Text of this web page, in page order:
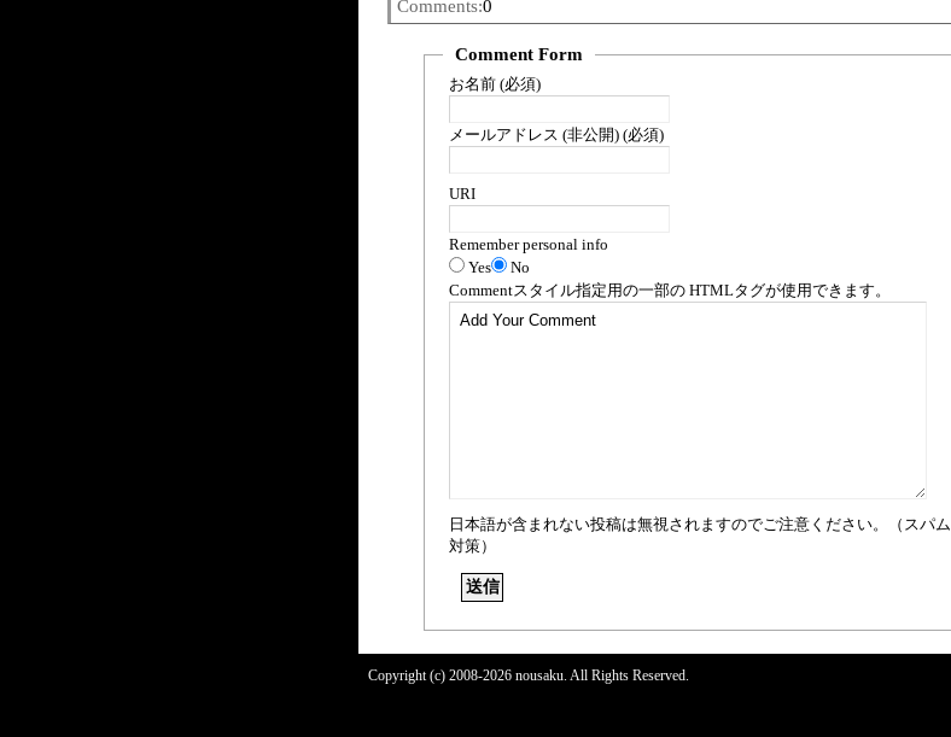
Comments:0
Comment Form
お名前 (必須)
メールアドレス (非公開) (必須)
URI
Remember personal info
Yes
No
Commentスタイル指定用の一部の HTMLタグが使用できます。
日本語が含まれない投稿は無視されますのでご注意ください。（スパム
対策）
Copyright (c) 2008-2026 nousaku. All Rights Reserved.